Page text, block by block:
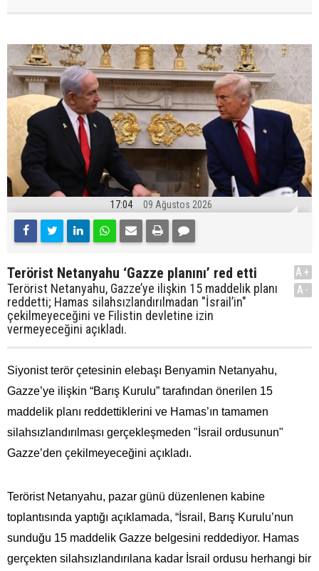
17:04 09 Ağustos 2026
Terörist Netanyahu ‘Gazze planını’ red etti
Terörist Netanyahu, Gazze’ye ilişkin 15 maddelik planı
reddetti; Hamas silahsızlandırılmadan "İsrail’in"
çekilmeyeceğini ve Filistin devletine izin
vermeyeceğini açıkladı.
A+
A-
Siyonist terör çetesinin elebaşı Benyamin Netanyahu,
Gazze’ye ilişkin “Barış Kurulu” tarafından önerilen 15
maddelik planı reddettiklerini ve Hamas’ın tamamen
silahsızlandırılması gerçekleşmeden "İsrail ordusunun"
Gazze’den çekilmeyeceğini açıkladı.
Terörist Netanyahu, pazar günü düzenlenen kabine
toplantısında yaptığı açıklamada, “İsrail, Barış Kurulu’nun
sunduğu 15 maddelik Gazze belgesini reddediyor. Hamas
gerçekten silahsızlandırılana kadar İsrail ordusu herhangi bir